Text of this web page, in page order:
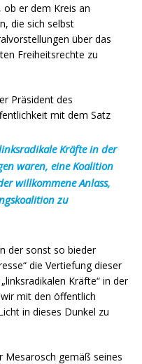
ob er dem Kreis an
die sich selbst
über das
Freiheitsrechte zu
Präsident des
mit dem Satz
Kräfte in der
waren, eine Koalition
willkommene Anlass,
zu
der sonst so bieder
die Vertiefung dieser
Kräfte“ in der
mit den öffentlich
in dieses Dunkel zu
Mesarosch gemäß seines